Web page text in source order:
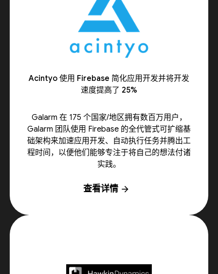
Acintyo 使用 Firebase 简化应用开发并将开发
速度提高了 25%
Galarm 在 175 个国家/地区拥有数百万用户，
Galarm 团队使用 Firebase 的全代管式可扩缩基
础架构来加速应用开发、自动执行任务并腾出工
程时间，以便他们能够专注于将自己的想法付诸
实践。
查看详情 arrow_forward